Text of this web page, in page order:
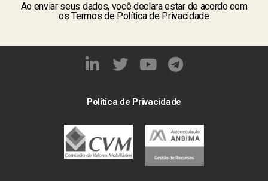
Ao enviar seus dados, você declara estar de acordo com
os Termos de Política de Privacidade
Política de Privacidade